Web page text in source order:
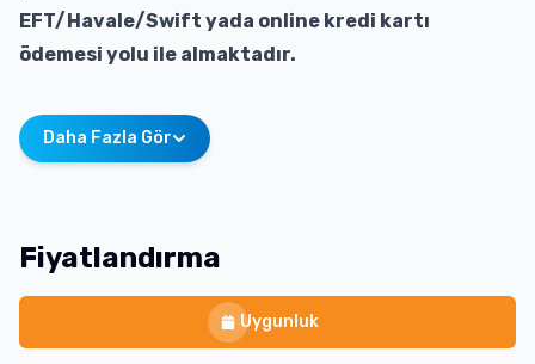
EFT/Havale/Swift yada online kredi kartı
ödemesi yolu ile almaktadır.
Daha Fazla Gör
Fiyatlandırma
Uygunluk